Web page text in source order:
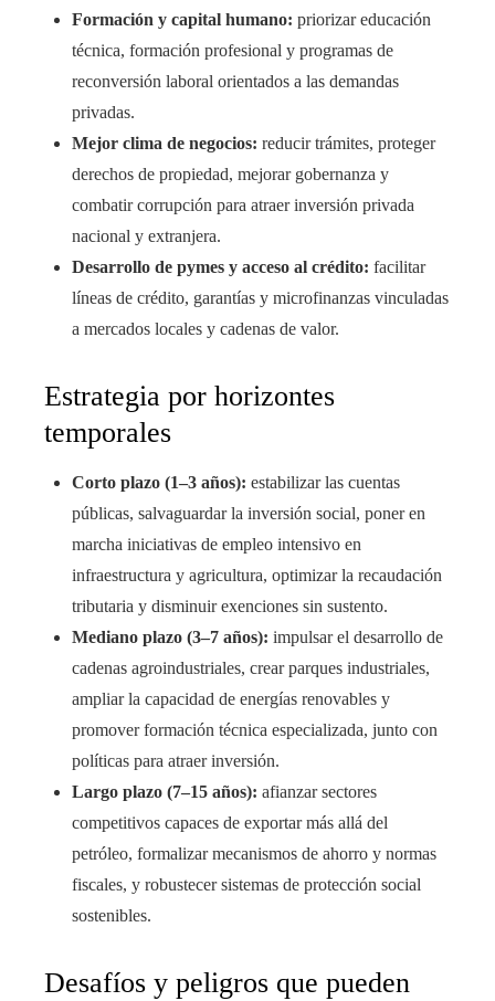
Formación y capital humano: priorizar educación
técnica, formación profesional y programas de
reconversión laboral orientados a las demandas
privadas.
Mejor clima de negocios: reducir trámites, proteger
derechos de propiedad, mejorar gobernanza y
combatir corrupción para atraer inversión privada
nacional y extranjera.
Desarrollo de pymes y acceso al crédito: facilitar
líneas de crédito, garantías y microfinanzas vinculadas
a mercados locales y cadenas de valor.
Estrategia por horizontes
temporales
Corto plazo (1–3 años): estabilizar las cuentas
públicas, salvaguardar la inversión social, poner en
marcha iniciativas de empleo intensivo en
infraestructura y agricultura, optimizar la recaudación
tributaria y disminuir exenciones sin sustento.
Mediano plazo (3–7 años): impulsar el desarrollo de
cadenas agroindustriales, crear parques industriales,
ampliar la capacidad de energías renovables y
promover formación técnica especializada, junto con
políticas para atraer inversión.
Largo plazo (7–15 años): afianzar sectores
competitivos capaces de exportar más allá del
petróleo, formalizar mecanismos de ahorro y normas
fiscales, y robustecer sistemas de protección social
sostenibles.
Desafíos y peligros que pueden